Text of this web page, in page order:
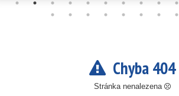
Chyba 404
Stránka nenalezena